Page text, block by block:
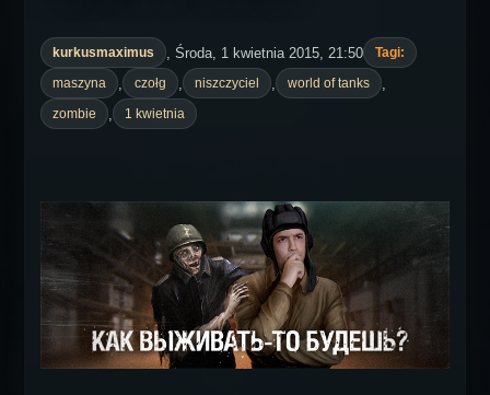
kurkusmaximus , Środa, 1 kwietnia 2015, 21:50
Tagi:
maszyna
czołg niszczyciel world of tanks
zombie 1 kwietnia